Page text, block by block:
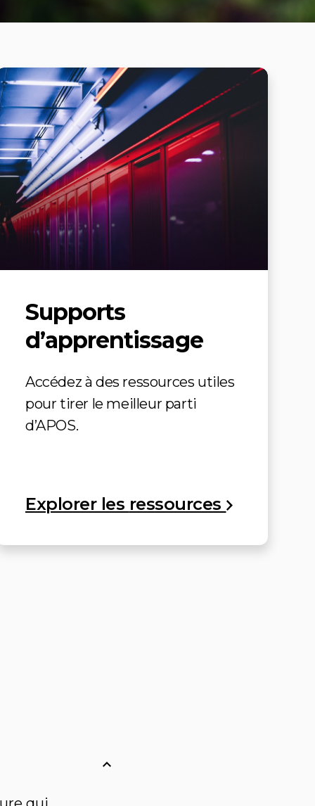
Supports
d’apprentissage
Accédez à des ressources utiles
pour tirer le meilleur parti
d’APOS.
Explorer les ressources